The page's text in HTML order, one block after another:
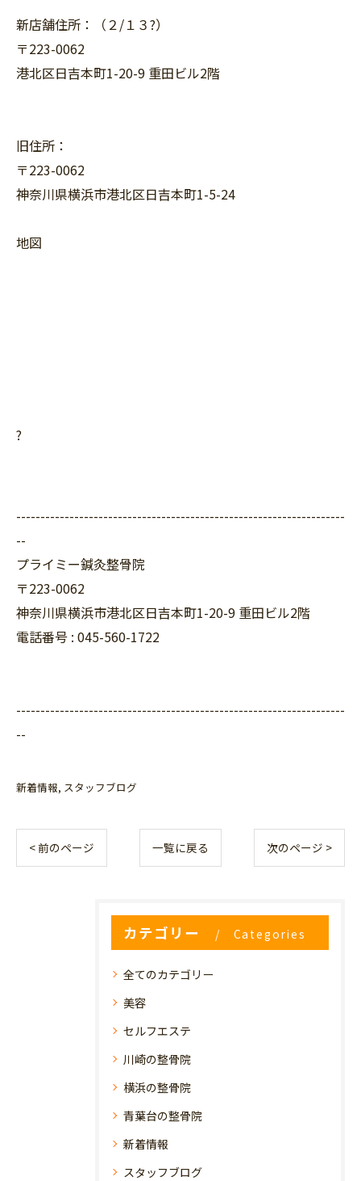
新店舗住所：（２/１３?）
〒223-0062
港北区日吉本町1-20-9 重田ビル2階
旧住所：
〒223-0062
神奈川県横浜市港北区日吉本町1-5-24
地図
?
--------------------------------------------------------------------
--
プライミー鍼灸整骨院
〒223-0062
神奈川県横浜市港北区日吉本町1-20-9 重田ビル2階
電話番号 : 045-560-1722
--------------------------------------------------------------------
--
新着情報 スタッフブログ
< 前のページ 一覧に戻る 次のページ >
カテゴリー Categories
全てのカテゴリー
美容
セルフエステ
川崎の整骨院
横浜の整骨院
青葉台の整骨院
新着情報
スタッフブログ